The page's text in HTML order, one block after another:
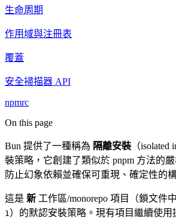
生命周期
作用域與注冊表
覆蓋
安全掃描器 API
npmrc
On this page
Bun 提供了一種稱為 隔離安裝 （
裝策略，它創建了類似於 pnpm 方法的
防止幻象依賴並確保可重現、確定性的
這是 新 工作區/monorepo 項目（鎖文件中
1）的默認安裝策略。現有項目繼續使用